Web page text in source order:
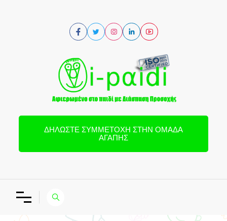
ΔΗΛΏΣΤΕ ΣΥΜΜΕΤΟΧΉ ΣΤΗΝ ΟΜΆΔΑ
ΑΓΆΠΗΣ